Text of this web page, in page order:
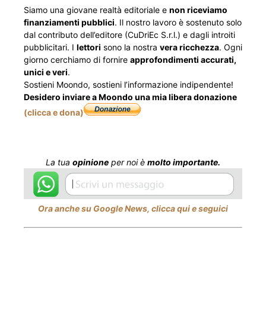
Siamo una giovane realtà editoriale e non riceviamo
finanziamenti pubblici. Il nostro lavoro è sostenuto solo
dal contributo dell’editore (CuDriEc S.r.l.) e dagli introiti
pubblicitari. I lettori sono la nostra vera ricchezza. Ogni
giorno cerchiamo di fornire approfondimenti accurati,
unici e veri.
Sostieni Moondo, sostieni l’informazione indipendente!
Desidero inviare a Moondo una mia libera donazione
(clicca e dona)
La tua opinione per noi è molto importante.
Ora anche su Google News, clicca qui e seguici